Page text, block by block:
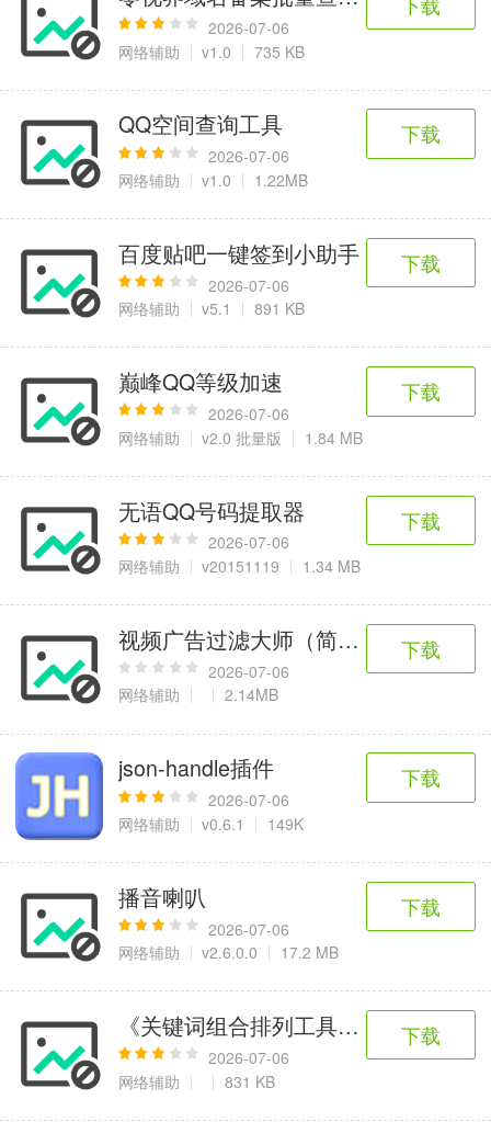
2026-07-06
网络辅助
v1.0 735 KB
QQ空间查询工具
2026-07-06
网络辅助
v1.0 1.22MB
下载
百度贴吧一键签到小助手
2026-07-06
网络辅助
v5.1 891 KB
下载
巅峰QQ等级加速
2026-07-06
网络辅助
v2.0 批量版 1.84 MB
下载
无语QQ号码提取器
2026-07-06
网络辅助
v20151119 1.34 MB
下载
视频广告过滤大师（简称ADMon）-
2026-07-06
网络辅助
2.14MB
下载
json-handle插件
2026-07-06
网络辅助
v0.6.1 149K
下载
播音喇叭
2026-07-06
网络辅助
v2.6.0.0 17.2 MB
下载
《关键词组合排列工具》关键词优化
2026-07-06
网络辅助
831 KB
下载